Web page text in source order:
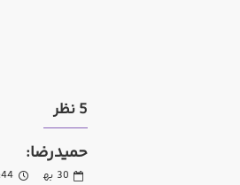
5 نظر
حمیدرضا:
30 به‍ AM